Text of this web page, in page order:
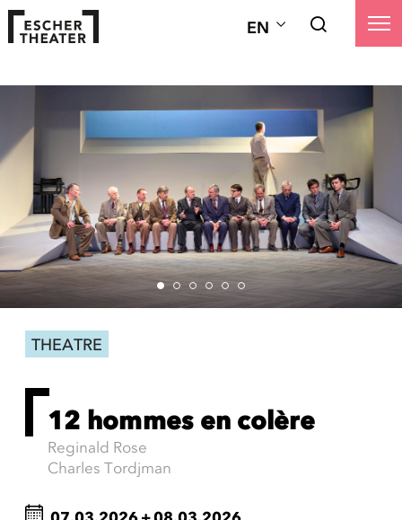
EN
THEATRE
12 hommes en colère
Reginald Rose
Charles Tordjman